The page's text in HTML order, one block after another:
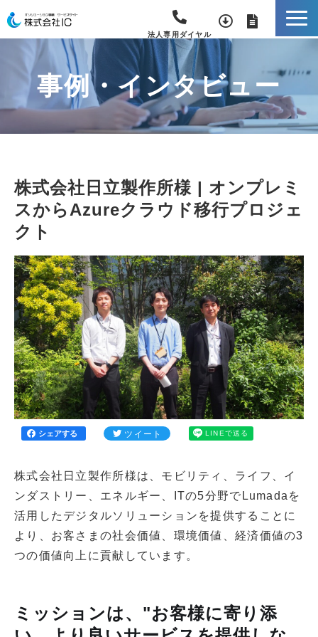
法人専用ダイヤル
事例・インタビュー
株式会社日立製作所様 | オンプレミ
スからAzureクラウド移行プロジェ
クト
シェアする ツイート LINEで送る
株式会社日立製作所様は、モビリティ、ライフ、イ
ンダストリー、エネルギー、ITの5分野でLumadaを
活用したデジタルソリューションを提供することに
より、お客さまの社会価値、環境価値、経済価値の3
つの価値向上に貢献しています。
ミッションは、"お客様に寄り添